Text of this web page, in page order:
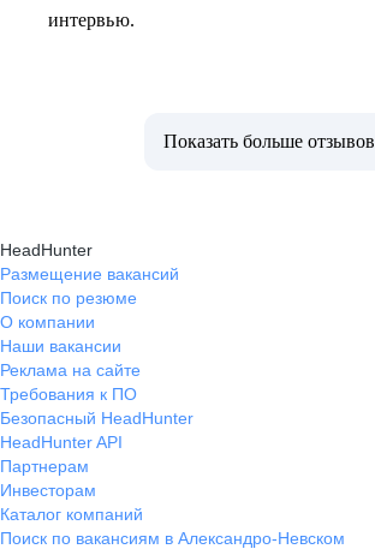
интервью.
Показать больше отзывов
HeadHunter
Размещение вакансий
Поиск по резюме
О компании
Наши вакансии
Реклама на сайте
Требования к ПО
Безопасный HeadHunter
HeadHunter API
Партнерам
Инвесторам
Каталог компаний
Поиск по вакансиям в Александро-Невском